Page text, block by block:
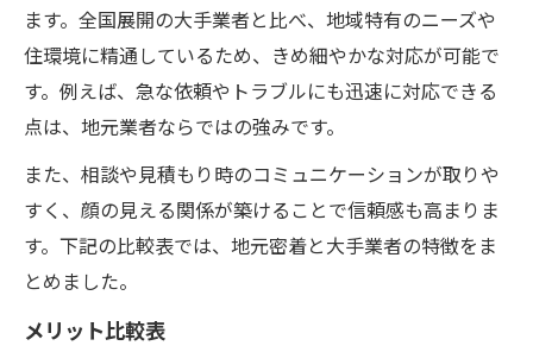
ます。全国展開の大手業者と比べ、地域特有のニーズや
住環境に精通しているため、きめ細やかな対応が可能で
す。例えば、急な依頼やトラブルにも迅速に対応できる
点は、地元業者ならではの強みです。
また、相談や見積もり時のコミュニケーションが取りや
すく、顔の見える関係が築けることで信頼感も高まりま
す。下記の比較表では、地元密着と大手業者の特徴をま
とめました。
メリット比較表